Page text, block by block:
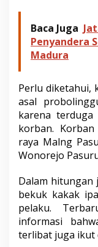
Baca Juga
Penyandera
Madura
Perlu diketahui,
asal
karena terduga
korban.
raya Malng
Wonorejo
Dalam hitungan
bekuk kakak
pelaku.
informasi
terlibat juga ikut